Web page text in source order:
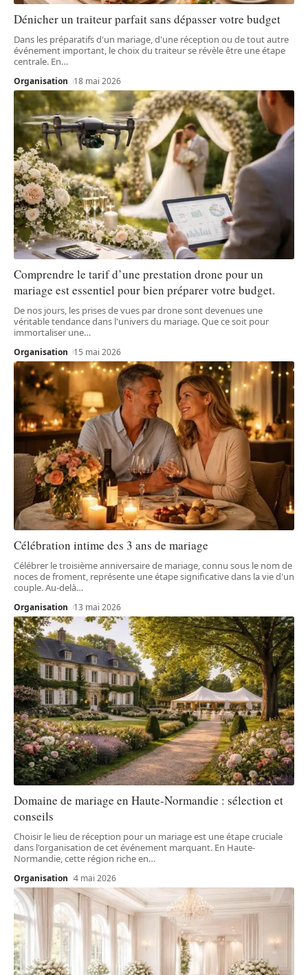
Dénicher un traiteur parfait sans dépasser votre budget
Dans les préparatifs d'un mariage, d'une réception ou de tout autre
événement important, le choix du traiteur se révèle être une étape
centrale. En…
Organisation 18 mai 2026
Comprendre le tarif d’une prestation drone pour un
mariage est essentiel pour bien préparer votre budget.
De nos jours, les prises de vues par drone sont devenues une
véritable tendance dans l'univers du mariage. Que ce soit pour
immortaliser une…
Organisation 15 mai 2026
Célébration intime des 3 ans de mariage
Célébrer le troisième anniversaire de mariage, connu sous le nom de
noces de froment, représente une étape significative dans la vie d'un
couple. Au-delà…
Organisation 13 mai 2026
Domaine de mariage en Haute-Normandie : sélection et
conseils
Choisir le lieu de réception pour un mariage est une étape cruciale
dans l'organisation de cet événement marquant. En Haute-
Normandie, cette région riche en…
Organisation 4 mai 2026